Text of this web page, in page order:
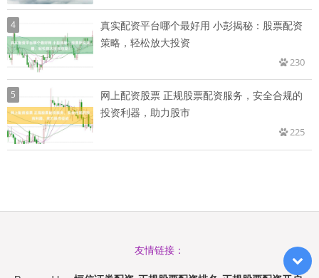
4
真实配资平台哪个最好用 小彭揭秘：股票配资
策略，轻松放大投资
230
5
网上配资股票 正规股票配资服务，安全合规的
投资利器，助力股市
225
友情链接：